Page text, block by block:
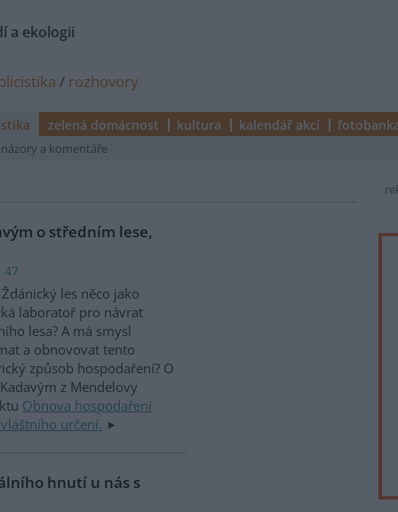
a ekologii
/ rozhovory
zelená domácnost kultura kalendář akcí
názory a komentáře
o středním lese,
47
les něco jako
laboratoř pro návrat
lesa? A má smysl
a obnovovat tento
způsob hospodaření? O
z Mendelovy
Obnova hospodaření
určení.
hnutí u nás s